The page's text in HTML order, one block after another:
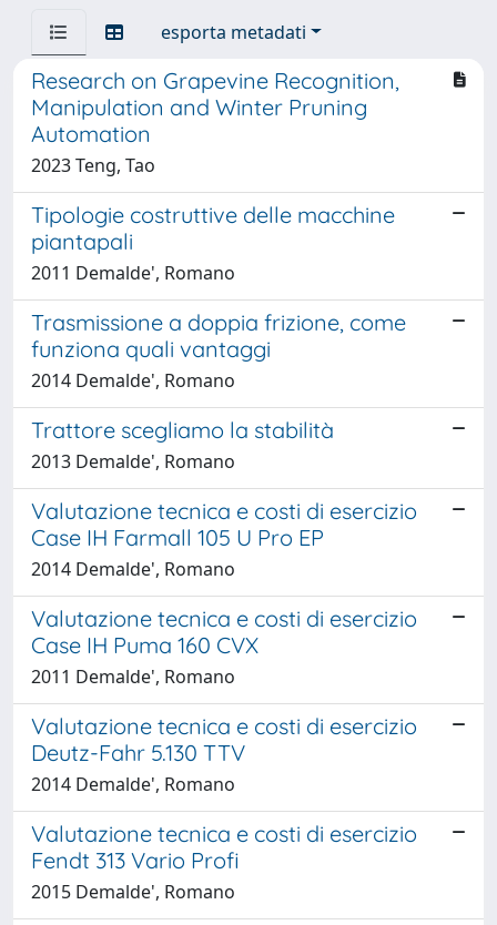
esporta metadati
Research on Grapevine Recognition,
Manipulation and Winter Pruning
Automation
2023 Teng, Tao
Tipologie costruttive delle macchine
piantapali
2011 Demalde', Romano
Trasmissione a doppia frizione, come
funziona quali vantaggi
2014 Demalde', Romano
Trattore scegliamo la stabilità
2013 Demalde', Romano
Valutazione tecnica e costi di esercizio
Case IH Farmall 105 U Pro EP
2014 Demalde', Romano
Valutazione tecnica e costi di esercizio
Case IH Puma 160 CVX
2011 Demalde', Romano
Valutazione tecnica e costi di esercizio
Deutz-Fahr 5.130 TTV
2014 Demalde', Romano
Valutazione tecnica e costi di esercizio
Fendt 313 Vario Profi
2015 Demalde', Romano